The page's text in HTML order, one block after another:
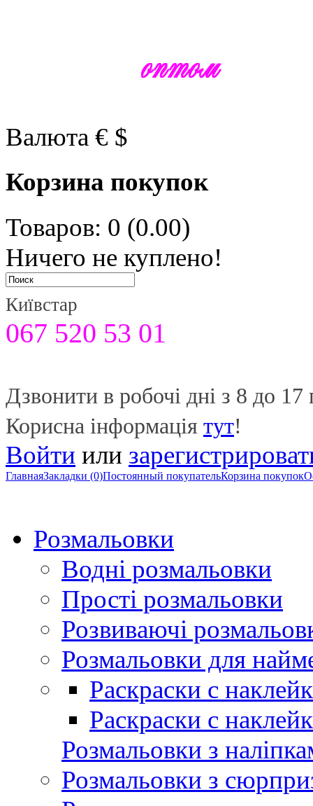
Валюта € $
Корзина покупок
Товаров: 0 (0.00)
Ничего не куплено!
Київстар
067 520 53 01
Дзвонити в робочі дні з 8 до 17
Корисна інформація тут!
Войти или
ГлавнаяЗакладки (0)Постоянный покупательКорзина покупок
Розмальовки
Водні розмальовки
Прості розмальовки
Розвиваючі
Розмальовки для
Раскраски с
Раскраски с
Розмальовки з
Розмальовки з